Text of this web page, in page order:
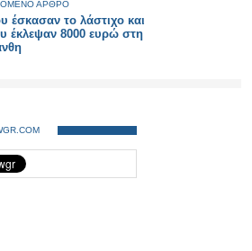
ΑΡΘΡΟ
έσκασαν το λάστιχο και
έκλεψαν 8000 ευρώ στη